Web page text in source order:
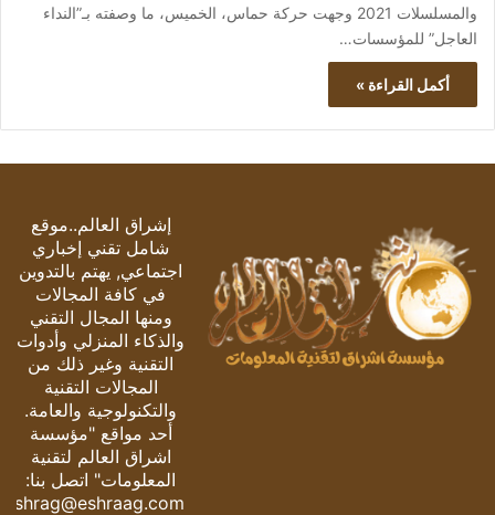
والمسلسلات 2021 وجهت حركة حماس، الخميس، ما وصفته بـ”النداء
العاجل” للمؤسسات…
أكمل القراءة »
إشراق العالم..موقع
شامل تقني إخباري
اجتماعي, يهتم بالتدوين
في كافة المجالات
ومنها المجال التقني
والذكاء المنزلي وأدوات
التقنية وغير ذلك من
المجالات التقنية
والتكنولوجية والعامة.
أحد مواقع "مؤسسة
اشراق العالم لتقنية
المعلومات" اتصل بنا:
eshrag@eshraag.com